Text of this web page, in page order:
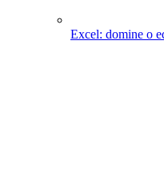
Excel: domine o